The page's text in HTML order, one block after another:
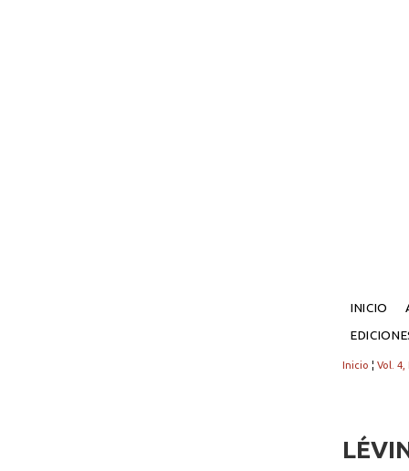
INICIO
Inicio ¦ Vol. 4,